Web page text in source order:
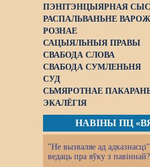
ПЭНІТЭНЦЫЯРНАЯ
РАСПАЛЬВАНЬНЕ
РОЗНАЕ
САЦЫЯЛЬНЫЯ ПРАВЫ
СВАБОДА СЛОВА
СВАБОДА СУМЛЕНЬНЯ
СУД
СЬМЯРОТНАЕ
ЭКАЛЁГІЯ
НАВІНЫ ПЦ
"Не вызваляе ад
ведаць пра яўку з павіннай?